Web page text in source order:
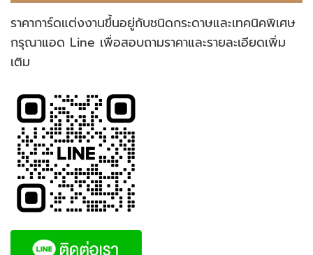
ราคาการ์ดแต่งงานขึ้นอยู่กับชนิดกระดาษและเทคนิคพิเศษ
กรุณาแอด Line เพื่อสอบถามราคาและรายละเอียดเพิ่ม
เติม